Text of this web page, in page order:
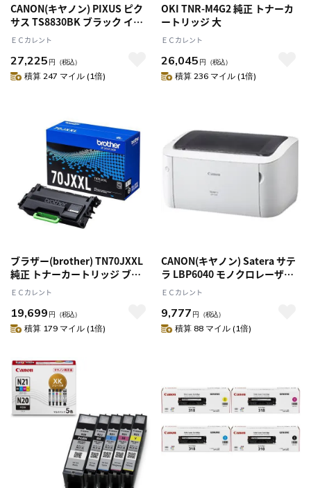
CANON(キヤノン) PIXUS ピク
サス TS8830BK ブラック イン
クジェットプリンター A4対応
PIXUSTS8830BK
ＥＣカレント
27,225 円 （税込）
積算 247 マイル (1倍)
OKI TNR-M4G2 純正 トナーカ
ートリッジ 大
ＥＣカレント
26,045 円 （税込）
積算 236 マイル (1倍)
ブラザー(brother) TN70JXXL
純正 トナーカートリッジ ブラ
ック 大容量
ＥＣカレント
19,699 円 （税込）
積算 179 マイル (1倍)
CANON(キヤノン) Satera サテ
ラ LBP6040 モノクロレーザー
プリンター A4対応
ＥＣカレント
9,777 円 （税込）
積算 88 マイル (1倍)